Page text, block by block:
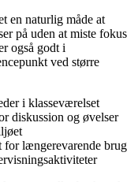
en naturlig måde at
på uden at miste fokus
også godt i
ved større
i klasseværelset
diskussion og øvelser
for længerevarende brug